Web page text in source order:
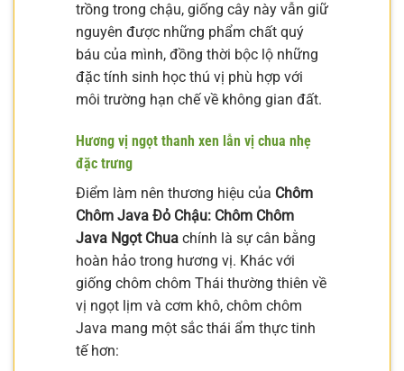
trồng trong chậu, giống cây này vẫn giữ
nguyên được những phẩm chất quý
báu của mình, đồng thời bộc lộ những
đặc tính sinh học thú vị phù hợp với
môi trường hạn chế về không gian đất.
Hương vị ngọt thanh xen lẫn vị chua nhẹ
đặc trưng
Điểm làm nên thương hiệu của Chôm
Chôm Java Đỏ Chậu: Chôm Chôm
Java Ngọt Chua chính là sự cân bằng
hoàn hảo trong hương vị. Khác với
giống chôm chôm Thái thường thiên về
vị ngọt lịm và cơm khô, chôm chôm
Java mang một sắc thái ẩm thực tinh
tế hơn: